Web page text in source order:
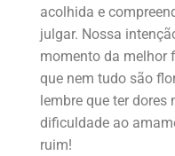
acolhida e
julgar. Nossa
momento da melhor
que nem tudo são
lembre que ter
dificuldade ao
ruim!